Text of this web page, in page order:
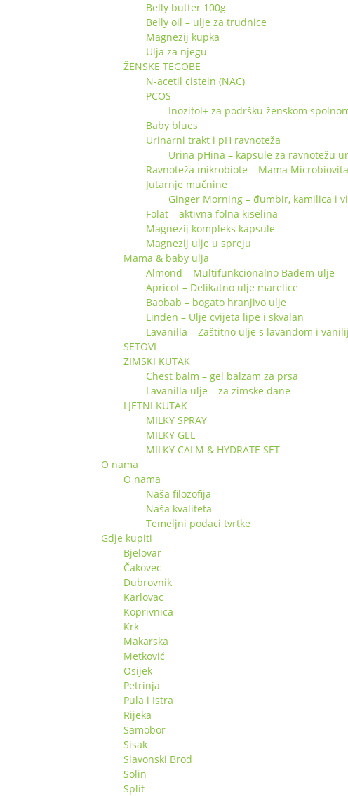
Belly butter 100g
Belly oil – ulje za trudnice
Magnezij kupka
Ulja za njegu
ŽENSKE TEGOBE
N-acetil cistein (NAC)
PCOS
Inozitol+ za podršku ženskom
Baby blues
Urinarni trakt i pH ravnoteža
Urina pHina – kapsule za ravnotežu
Ravnoteža mikrobiote – Mama
Jutarnje mučnine
Ginger Morning – đumbir, kamilica i
Folat – aktivna folna kiselina
Magnezij kompleks kapsule
Magnezij ulje u spreju
Mama & baby ulja
Almond – Multifunkcionalno Badem ulje
Apricot – Delikatno ulje marelice
Baobab – bogato hranjivo ulje
Linden – Ulje cvijeta lipe i skvalan
Lavanilla – Zaštitno ulje s lavandom i
SETOVI
ZIMSKI KUTAK
Chest balm – gel balzam za prsa
Lavanilla ulje – za zimske dane
LJETNI KUTAK
MILKY SPRAY
MILKY GEL
MILKY CALM & HYDRATE SET
O nama
O nama
Naša filozofija
Naša kvaliteta
Temeljni podaci tvrtke
Gdje kupiti
Bjelovar
Čakovec
Dubrovnik
Karlovac
Koprivnica
Krk
Makarska
Metković
Osijek
Petrinja
Pula i Istra
Rijeka
Samobor
Sisak
Slavonski Brod
Solin
Split